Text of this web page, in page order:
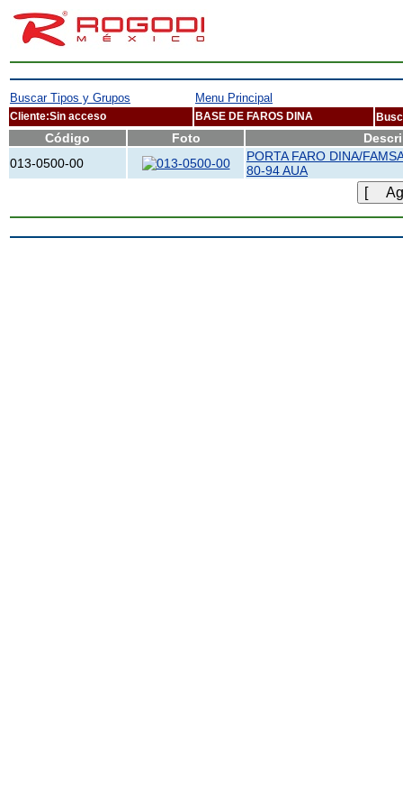
Buscar Tipos y Grupos Menu Principal
Cliente:Sin acceso BASE DE FAROS DINA
Código Foto
013-0500-00
PORTA FARO DINA/
80-94 AUA